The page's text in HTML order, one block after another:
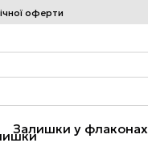
оферти
Залишки у флаконах